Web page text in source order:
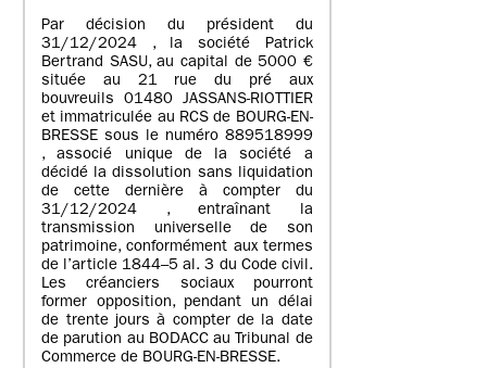
Par décision du président du
31/12/2024 , la société Patrick
Bertrand SASU, au capital de 5000 €
située au 21 rue du pré aux
bouvreuils 01480 JASSANS-RIOTTIER
et immatriculée au RCS de BOURG-EN-
BRESSE sous le numéro 889518999
, associé unique de la société a
décidé la dissolution sans liquidation
de cette dernière à compter du
31/12/2024 , entraînant la
transmission universelle de son
patrimoine, conformément aux termes
de l’article 1844–5 al. 3 du Code civil.
Les créanciers sociaux pourront
former opposition, pendant un délai
de trente jours à compter de la date
de parution au BODACC au Tribunal de
Commerce de BOURG-EN-BRESSE.